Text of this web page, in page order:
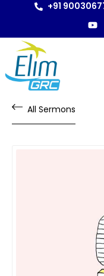
+91
All Sermons